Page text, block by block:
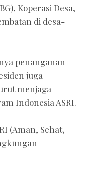
Koperasi Desa,
di desa-
penanganan
juga
menjaga
Indonesia ASRI.
(Aman, Sehat,